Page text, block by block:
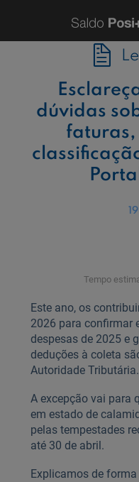
dúvidas
faturas,
Tempo
Este ano, os
2026 para confirmar
despesas de 2025 e
deduções à coleta
Autoridade Tributária.
A excepção vai para
em estado de
pelas tempestades
até 30 de abril.
Explicamos de